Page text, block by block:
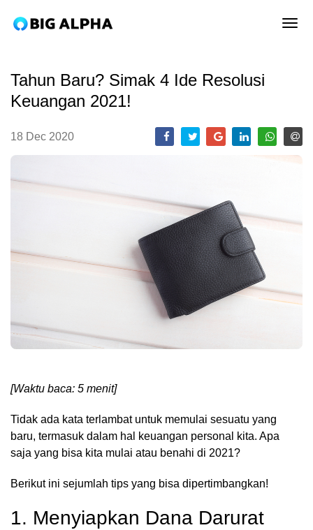
Tahun Baru? Simak 4 Ide Resolusi
Keuangan 2021!
18 Dec 2020
[Waktu baca: 5 menit]
Tidak ada kata terlambat untuk memulai sesuatu yang
baru, termasuk dalam hal keuangan personal kita. Apa
saja yang bisa kita mulai atau benahi di 2021?
Berikut ini sejumlah tips yang bisa dipertimbangkan!
1. Menyiapkan Dana Darurat